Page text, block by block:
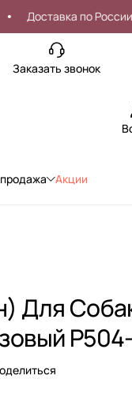
Доставка по России
Заказать звонок
Акции
Для